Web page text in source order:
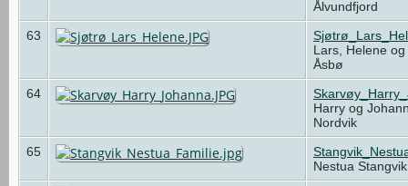
Ålvundfjord
63
Lars, Helene
Åsbø
64
Harry og
Nordvik
65
Nestua